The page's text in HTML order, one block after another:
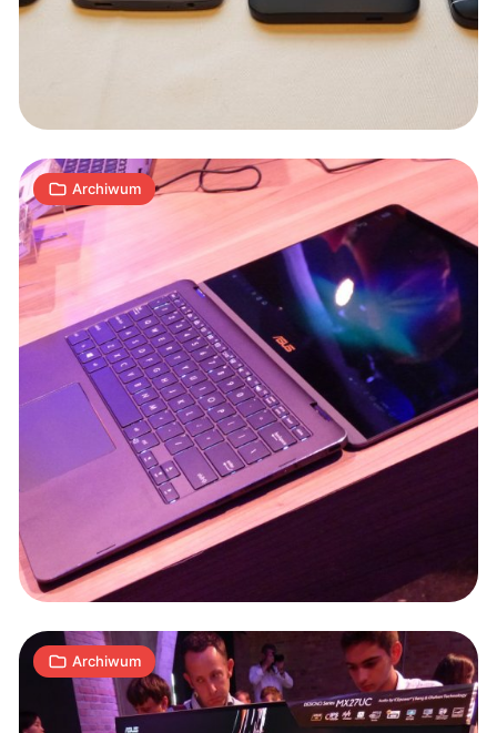
Archiwum
laptopy
Archiwum
Dzień
targach
LG,
Sony,
Samsung
i
J 31.08.2017